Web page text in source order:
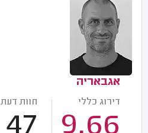
אגבאריה
דירוג כללי חוות דעת